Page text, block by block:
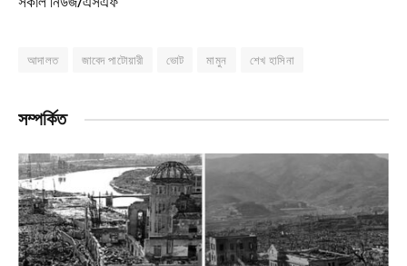
আদালত জাবেদ পাটোয়ারী ভোট মামুন শেখ হাসিনা
সম্পর্কিত